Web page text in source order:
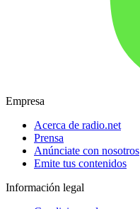
Empresa
Acerca de radio.net
Prensa
Anúnciate con nosotros
Emite tus contenidos
Información legal